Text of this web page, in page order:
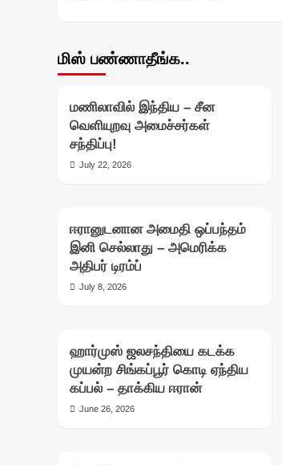
மிஸ் பண்ணாதீங்க..
மணிலாவில் இந்திய – சீன
வெளியுறவு அமைச்சர்கள்
சந்திப்பு!
July 22, 2026
ஈரானுடனான அமைதி ஒப்பந்தம்
இனி செல்லாது – அமெரிக்க
அதிபர் டிரம்ப்
July 8, 2026
ஹார்முஸ் ஜலசந்தியை கடக்க
முயன்ற சிங்கப்பூர் கொடி ஏந்திய
கப்பல் – தாக்கிய ஈரான்
June 26, 2026